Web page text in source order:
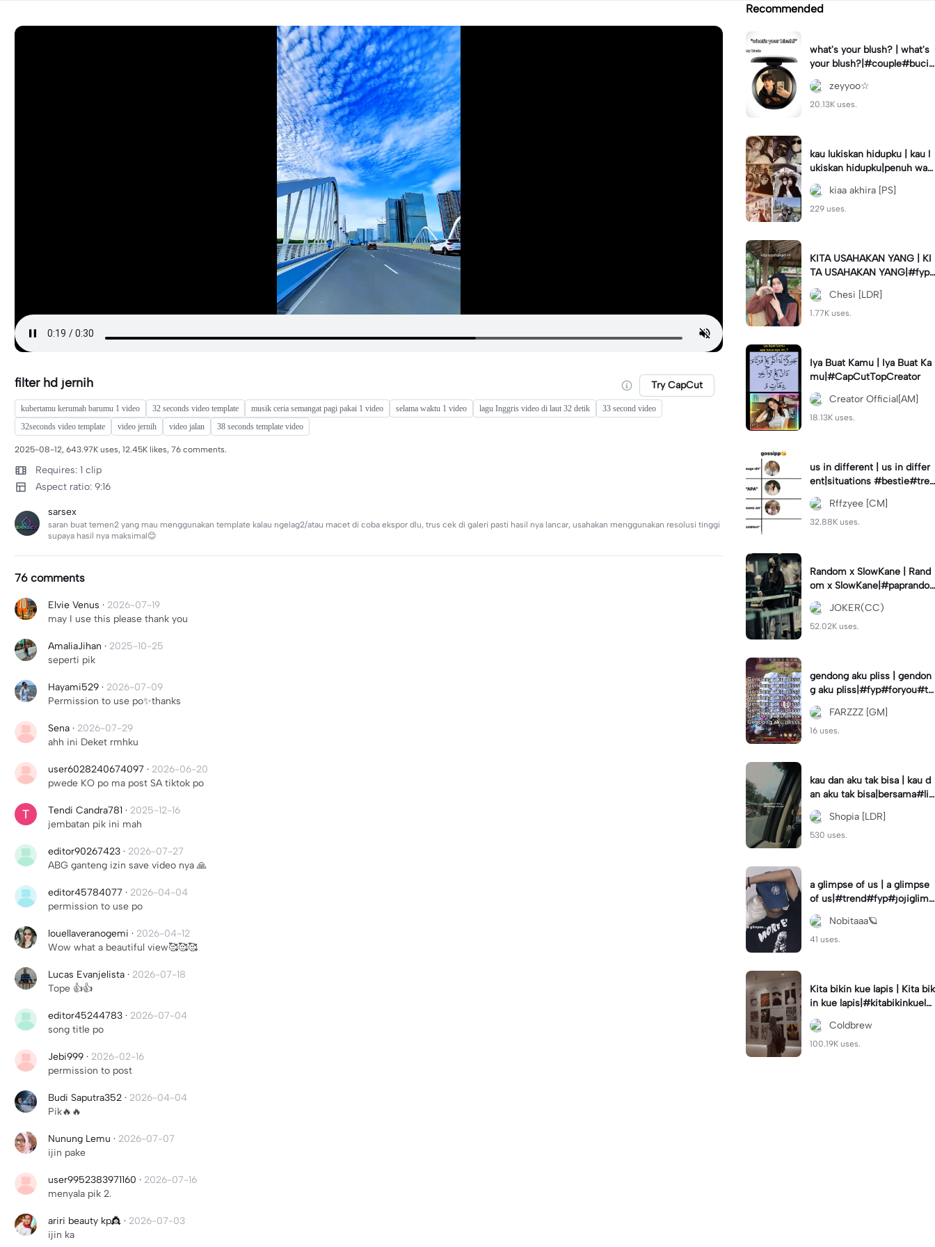
filter hd jernih Try CapCut
kubertamu kerumah barumu 1 video 32 seconds video template musik ceria semangat pagi pakai 1 video selama waktu 1 video lagu Inggris video di laut 32 detik
33 second video
32seconds video template
video jernih video jalan 38 seconds template video
2025-08-12, 643.97K uses, 12.45K likes, 76 comments.
Requires: 1 clip
Aspect ratio: 9:16
sarsex
saran buat temen2 yang mau menggunakan template kalau ngelag2/atau macet di coba ekspor dlu, trus cek di galeri pasti hasil nya lancar, usahakan menggunakan resolusi tinggi
supaya hasil nya maksimal😊
76 comments
Elvie Venus · 2026-07-19
may I use this please thank you
AmaliaJihan · 2025-10-25
seperti pik
Hayami529 · 2026-07-09
Permission to use po✨thanks
Sena · 2026-07-29
ahh ini Deket rmhku
user6028240674097 · 2026-06-20
pwede KO po ma post SA tiktok po
Tendi Candra781 · 2025-12-16
jembatan pik ini mah
editor90267423 · 2026-07-27
ABG ganteng izin save video nya 🙏
editor45784077 · 2026-04-04
permission to use po
louellaveranogemi · 2026-04-12
Wow what a beautiful view🥰🥰🥰
Lucas Evanjelista · 2026-07-18
Tope 👍👍
editor45244783 · 2026-07-04
song title po
Jebi999 · 2026-02-16
permission to post
Budi Saputra352 · 2026-04-04
Pik🔥🔥
Nunung Lemu · 2026-07-07
ijin pake
user9952383971160 · 2026-07-16
menyala pik 2.
ariri beauty kp👸 · 2026-07-03
ijin ka
Recommended
what's your blush? | what's
your blush?|#couple#bucin
#trend#boyfriend#fyp
zeyyoo☆
20.13K uses.
kau lukiskan hidupku | kau l
ukiskan hidupku|penuh war
na#ekspresikanramadan#b
estie#viral#trend#fyp
kiaa akhira [PS]
229 uses.
KITA USAHAKAN YANG | KI
TA USAHAKAN YANG|#fyp
#katakata#trend#viral
Chesi [LDR]
1.77K uses.
Iya Buat Kamu | Iya Buat Ka
mu|#CapCutTopCreator
Creator Official[AM]
18.13K uses.
us in different | us in differ
ent|situations #bestie#tren
d#trendtiktiktok
Rffzyee [CM]
32.88K uses.
Random x SlowKane | Rand
om x SlowKane|#paprando
m #6klip #estetik #fyp
JOKER(CC)
52.02K uses.
gendong aku pliss | gendon
g aku pliss|#fyp#foryou#tr
end#viral
FARZZZ [GM]
16 uses.
kau dan aku tak bisa | kau d
an aku tak bisa|bersama#liri
klagu#fyp#templatelirik
Shopia [LDR]
530 uses.
a glimpse of us | a glimpse
of us|#trend#fyp#jojiglimp
seofus#viral
Nobitaaa🪐
41 uses.
Kita bikin kue lapis | Kita bik
in kue lapis|#kitabikinkuela
pis#lirik#viraltiktok#kitabik
inromantis
Coldbrew
100.19K uses.